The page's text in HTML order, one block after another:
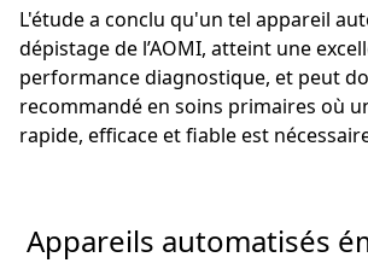
L'étude a conclu qu'un tel appareil
dépistage de l’AOMI, atteint une
performance diagnostique, et peut
recommandé en soins primaires où
rapide, efficace et fiable est
Appareils automatisés